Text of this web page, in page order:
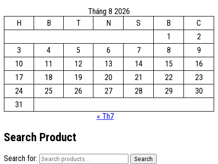
Tháng 8 2026
H
B T N S B
C
1
2
3
4 5 6 7 8
9
10
11 12 13 14 15
16
17
18 19 20 21 22
23
24
25 26 27 28 29
30
31
« Th7
Search Product
Search for: Search